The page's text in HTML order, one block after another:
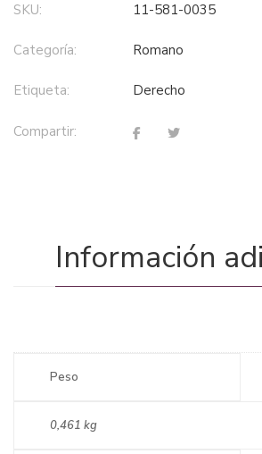
SKU: 11-581-0035
Categoría: romano
Etiqueta: derecho
Compartir:
Información
Peso
0,461 kg